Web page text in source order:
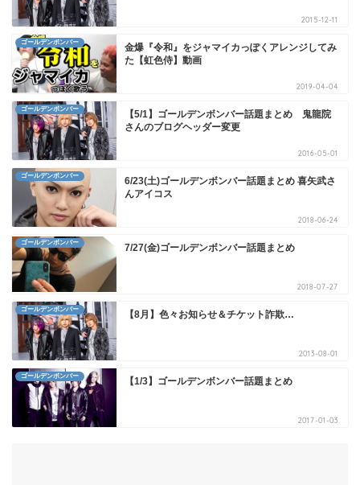
2015-12-11
ゴールデンボンバー
金爆『令和』をジャマイカっぽくアレンジしてみ
た【虹色侍】動画
2019-04-04
ゴールデンボンバー
【5/1】ゴールデンボンバー話題まとめ 鬼龍院
さんのブログヘッダー変更
2016-05-01
ゴールデンボンバー
6/23(土)ゴールデンボンバー話題まとめ 喜矢武さ
んアイコス
2018-06-24
ゴールデンボンバー 7/27(金)ゴールデンボンバー話題まとめ
2018-07-27
ゴールデンボンバー 【8月】色々お知らせ＆チケット詐欺…
2013-08-01
ゴールデンボンバー 【1/3】ゴールデンボンバー話題まとめ
2017-01-03